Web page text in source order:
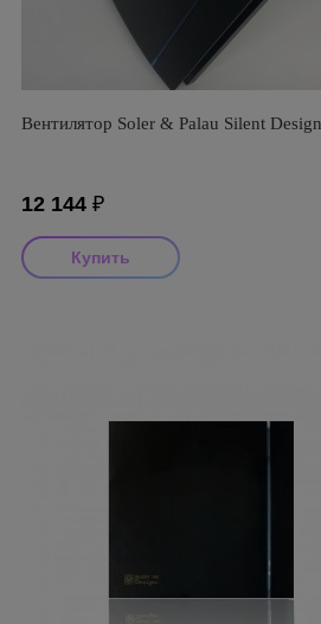
Вентилятор Soler & Palau Silent
12 144 ₽